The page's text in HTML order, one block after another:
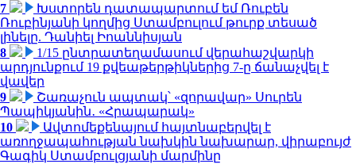
7
Խստորեն դատապարտում եմ Ռուբեն
Ռուբինյանի կողմից Ստամբուլում թուրք տեսած
լինելը. Դանիել Իոաննիսյան
8
1/15 ընտրատեղամասում վերահաշվարկի
արդյունքում 19 քվեաթերթիկներից 7-ը ճանաչվել է
վավեր
9
Շառաչուն ապտակ՝ «զորավար» Սուրեն
Պապիկյանին․ «Հրապարակ»
10
Ավտոմեքենայում հայտնաբերվել է
առողջապահության նախկին նախարար, վիրաբույժ
Գագիկ Ստամբուլցյանի մարմինը